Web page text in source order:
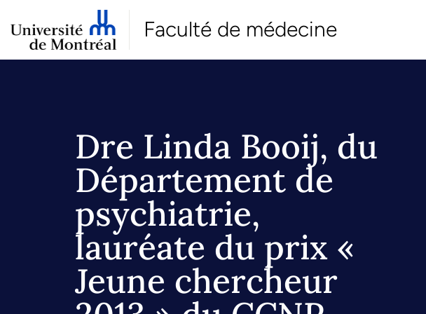
Faculté de médecine
Dre Linda Booij, du
Département de
psychiatrie,
lauréate du prix «
Jeune chercheur